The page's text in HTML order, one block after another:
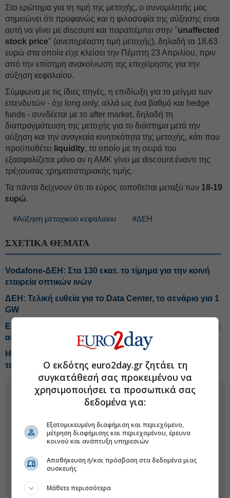
Στο ερώτημα για τη τιμή της μετοχής, ο συνομιλητής μας
σημειώνει ότι προφανώς και η φιλοσοφία της αύξησης είναι
αυτή να γίνει με discount και παραπέμπει στην "unaffected
stock price" (ανεπηρέαστη τιμή μετοχής), δηλαδή τα 18,63
ευρώ στα οποία είχε κλείσει την Πέμπτη 23 Απριλίου, πριν
από την επίσημη ανακοίνωση της επιχείρησης για την
αύξηση κεφαλαίου.
Σύμφωνα με τις ίδιες πηγές, η επιδίωξη για το μείγμα των
επενδυτών - όχι long only, αλλά ως ένα βαθμό και hedge
funds - συνδέεται με το after market, δηλαδή τη
διαπραγμάτευση της μετοχής για το διάστημα μετά την
αύξηση και την αναγκαία κινητικότητα της μετοχής, κάτι που
προϋποθέτει liquidity, το οποίο με τη σειρά του
εξασφαλίζεται μόνο αν η ΑΜΚ γίνει με discount έναντι της
τρέχουσας χρηματιστηριακής τιμής.
Τα πάντα δείχνουν ότι το εύρος τοποθείται μεταξύ των 18-19
ευρώ.
#Αύξηση μετοχικού κεφαλαίου #ΔΕΗ
ΣΧΕΤΙΚΑ ΘΕΜΑΤΑ
Vodafone-ΔΕΗ: Στα 130 εκατ. το τίμημα για την κοινή
εταιρεία οπτικών ινών
ΔΕΗ: Τελική ευθεία για το Data Center, το σενάριο για 1
GW
Εξάρχου: Κίνδυνος για νέα κρίση τιμών τον χειμώνα σε
αέριο και ρεύμα
H έκπληξη από την Helleniq Energy-Τα telecom σχέδια
της ΔΕΗ-Tips για Coca Cola, Alter Ego, ΑΔΜΗΕ, ΙΝΤΕΚ
Ο εκδότης euro2day.gr ζητάει τη
συγκατάθεσή σας προκειμένου να
χρησιμοποιήσει τα προσωπικά σας
δεδομένα για:
Εξατομικευμένη διαφήμιση και περιεχόμενο,
μέτρηση διαφήμισης και περιεχομένου, έρευνα
κοινού και ανάπτυξη υπηρεσιών
Αποθήκευση ή/και πρόσβαση στα δεδομένα μιας
συσκευής
Μάθετε περισσότερα